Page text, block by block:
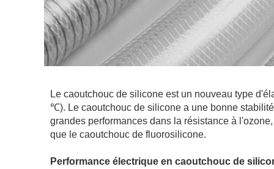
Le caoutchouc de silicone est un nouveau type
℃). Le caoutchouc de silicone a une bonne
grandes performances dans la résistance à
que le caoutchouc de fluorosilicone.
Performance électrique en caoutchouc de